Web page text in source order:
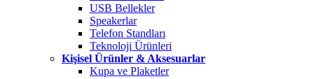
USB Bellekler
Speakerlar
Telefon Standları
Teknoloji Ürünleri
Kişisel Ürünler & Aksesuarlar
Kupa ve Plaketler